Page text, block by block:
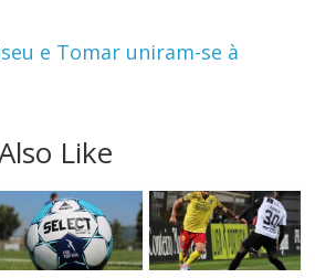
e Tomar uniram-se à
Like